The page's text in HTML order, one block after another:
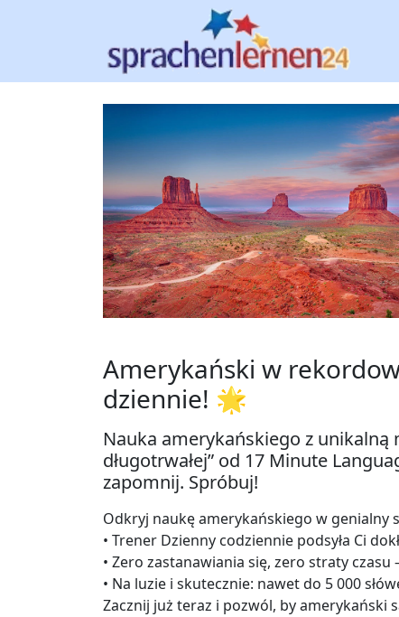
Amerykański w
dziennie! 🌟
Nauka amerykańskiego z unikalną
długotrwałej” od 17 Minute
zapomnij. Spróbuj!
Odkryj naukę amerykańskiego w genialny
• Trener Dzienny codziennie podsyła Ci
• Zero zastanawiania się, zero straty
• Na luzie i skutecznie: nawet do 5 000
Zacznij już teraz i pozwól, by amerykański